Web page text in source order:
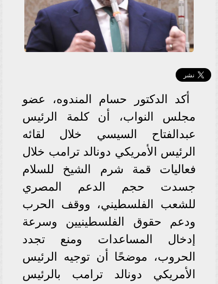
أكد الدكتور حسام المندوه، عضو
مجلس النواب، أن كلمة الرئيس
عبدالفتاح السيسي خلال لقائه
الرئيس الأمريكي دونالد ترامب خلال
فعاليات قمة شرم الشيخ للسلام
جسدت حجم الدعم المصري
للشعب الفلسطيني، ووقف الحرب
ودعم حقوق الفلسطينيين وسرعة
إدخال المساعدات ومنع تجدد
الحروب، موضحًا أن توجيه الرئيس
الأمريكي دونالد ترامب بالرئيس